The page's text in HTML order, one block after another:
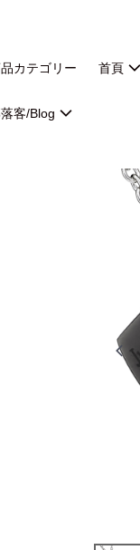
カテゴリー 首頁
客/Blog